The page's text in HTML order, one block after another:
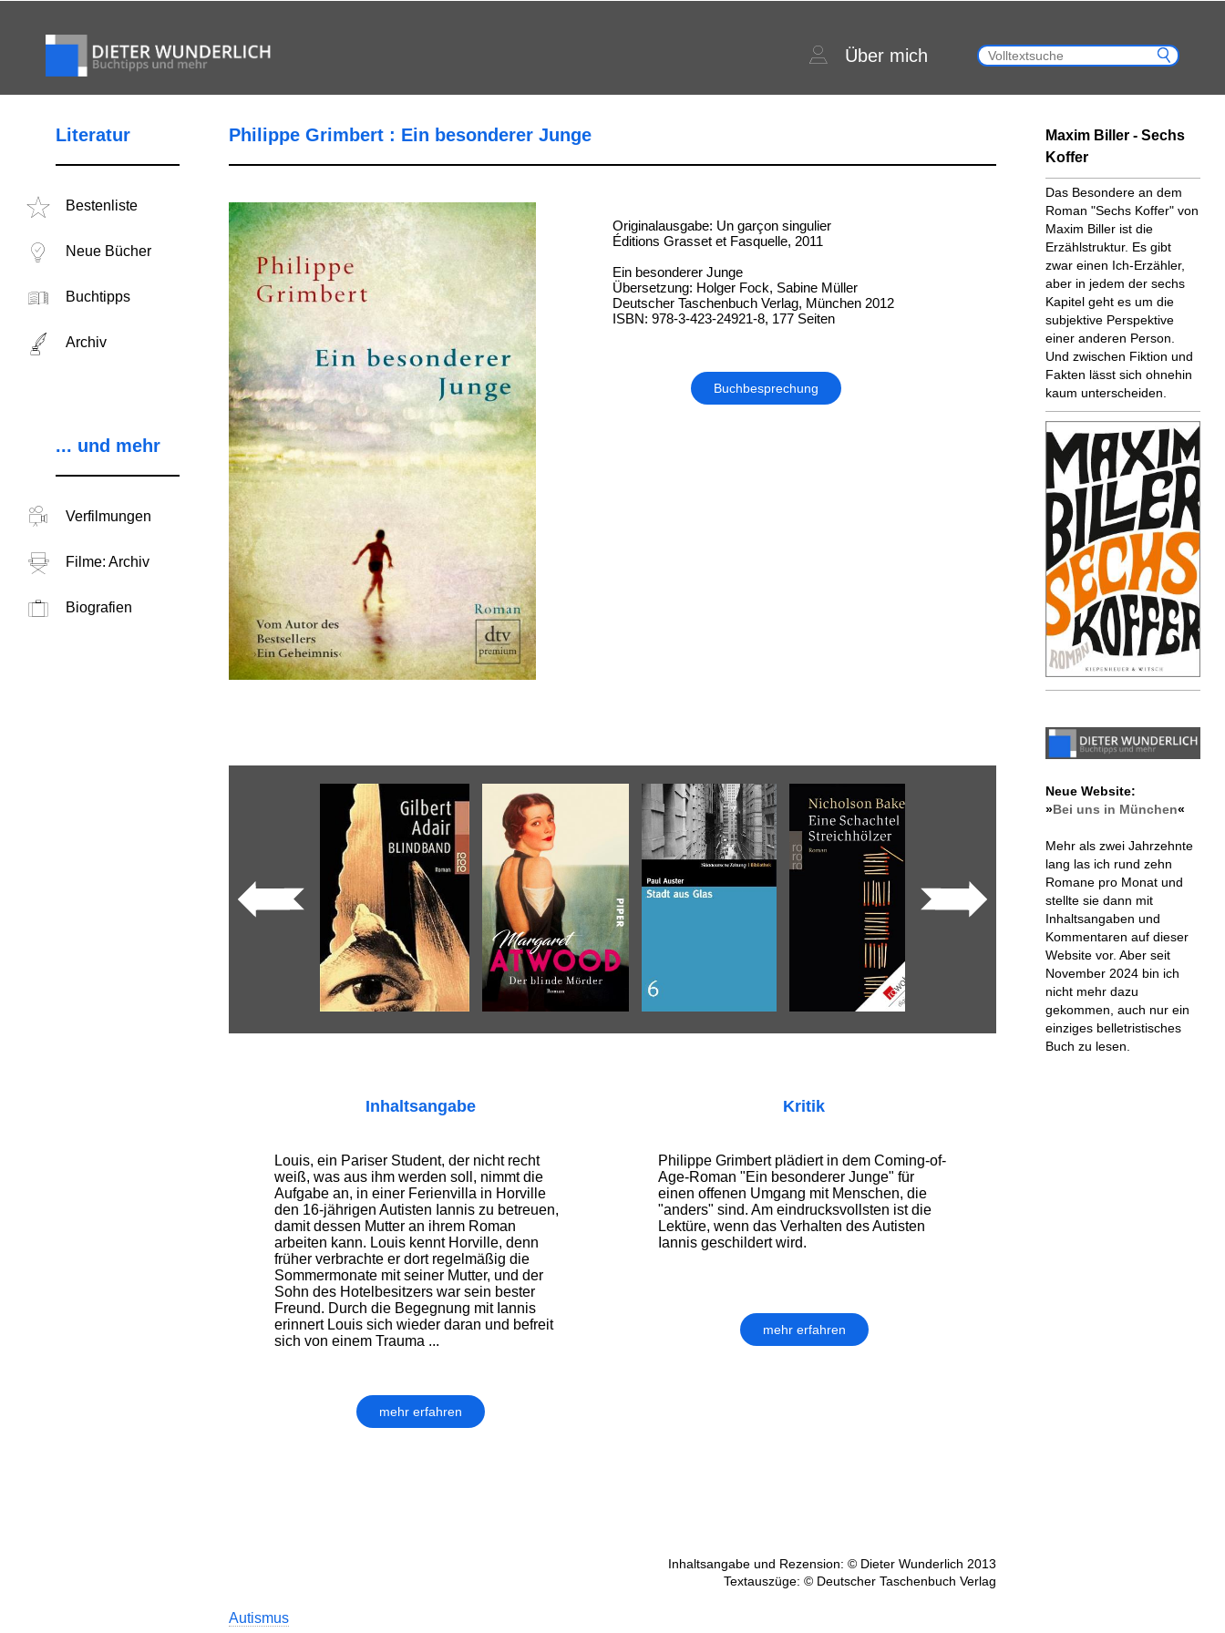
Über mich
Literatur
Bestenliste
Neue Bücher
Buchtipps
Archiv
... und mehr
Verfilmungen
Filme: Archiv
Biografien
Philippe Grimbert : Ein besonderer Junge
Originalausgabe: Un garçon singulier
Éditions Grasset et Fasquelle, 2011
Ein besonderer Junge
Übersetzung: Holger Fock, Sabine Müller
Deutscher Taschenbuch Verlag, München 2012
ISBN: 978-3-423-24921-8, 177 Seiten
Buchbesprechung
Inhaltsangabe
Louis, ein Pariser Student, der nicht recht
weiß, was aus ihm werden soll, nimmt die
Aufgabe an, in einer Ferienvilla in Horville
den 16-jährigen Autisten Iannis zu betreuen,
damit dessen Mutter an ihrem Roman
arbeiten kann. Louis kennt Horville, denn
früher verbrachte er dort regelmäßig die
Sommermonate mit seiner Mutter, und der
Sohn des Hotelbesitzers war sein bester
Freund. Durch die Begegnung mit Iannis
erinnert Louis sich wieder daran und befreit
sich von einem Trauma ...
mehr erfahren
Kritik
Philippe Grimbert plädiert in dem Coming-of-
Age-Roman "Ein besonderer Junge" für
einen offenen Umgang mit Menschen, die
"anders" sind. Am eindrucksvollsten ist die
Lektüre, wenn das Verhalten des Autisten
Iannis geschildert wird.
mehr erfahren
Inhaltsangabe und Rezension: © Dieter Wunderlich 2013
Textauszüge: © Deutscher Taschenbuch Verlag
Autismus
Maxim Biller - Sechs
Koffer
Das Besondere an dem
Roman "Sechs Koffer" von
Maxim Biller ist die
Erzählstruktur. Es gibt
zwar einen Ich-Erzähler,
aber in jedem der sechs
Kapitel geht es um die
subjektive Perspektive
einer anderen Person.
Und zwischen Fiktion und
Fakten lässt sich ohnehin
kaum unterscheiden.
Neue Website:
»Bei uns in München«
Mehr als zwei Jahrzehnte
lang las ich rund zehn
Romane pro Monat und
stellte sie dann mit
Inhaltsangaben und
Kommentaren auf dieser
Website vor. Aber seit
November 2024 bin ich
nicht mehr dazu
gekommen, auch nur ein
einziges belletristisches
Buch zu lesen.